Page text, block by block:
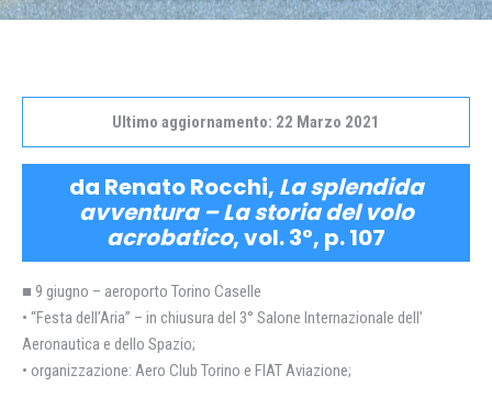
Ultimo aggiornamento: 22 Marzo 2021
da Renato Rocchi, La splendida
avventura – La storia del volo
acrobatico, vol. 3°, p. 107
■ 9 giugno – aeroporto Torino Caselle
• “Festa dell’Aria” – in chiusura del 3° Salone Internazionale dell’
Aeronautica e dello Spazio;
• organizzazione: Aero Club Torino e FIAT Aviazione;